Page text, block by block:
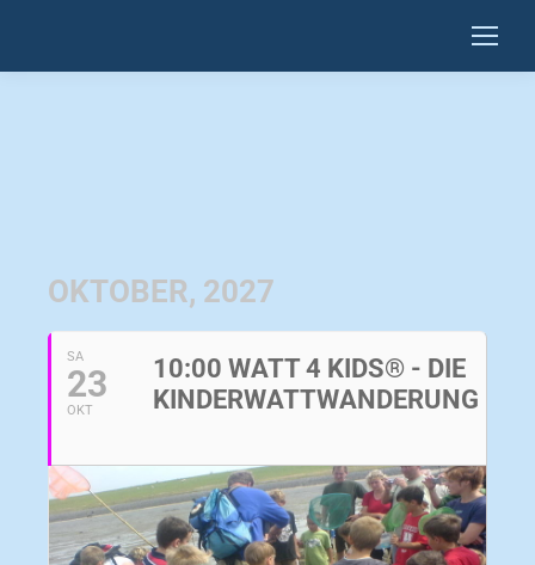
OKTOBER, 2027
SA
23
OKT
10:00 WATT 4 KIDS® - DIE
KINDERWATTWANDERUNG